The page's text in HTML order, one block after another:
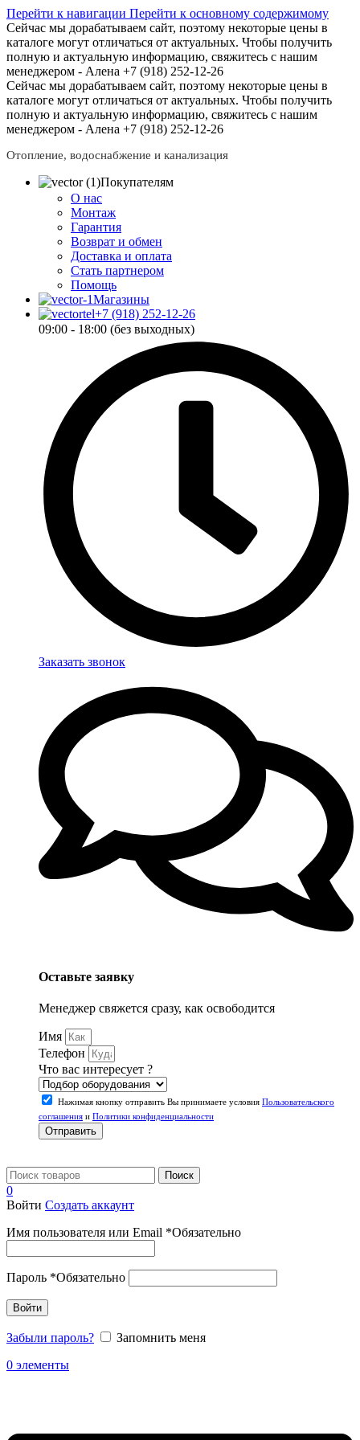
Перейти к навигации Перейти к основному содержимому
Сейчас мы дорабатываем сайт, поэтому некоторые цены в
каталоге могут отличаться от актуальных. Чтобы получить
полную и актуальную информацию, свяжитесь с нашим
менеджером - Алена +7 (918) 252-12-26
Сейчас мы дорабатываем сайт, поэтому некоторые цены в
каталоге могут отличаться от актуальных. Чтобы получить
полную и актуальную информацию, свяжитесь с нашим
менеджером - Алена +7 (918) 252-12-26
Отопление, водоснабжение и канализация
Покупателям
О нас
Монтаж
Гарантия
Возврат и обмен
Доставка и оплата
Стать партнером
Помощь
Магазины
+7 (918) 252-12-26
09:00 - 18:00 (без выходных)
Заказать звонок
Оставьте заявку
Менеджер свяжется сразу, как освободится
Имя
Телефон
Что вас интересует ?
Нажимая кнопку отправить Вы принимаете условия Пользовательского
соглашения и Политики конфиденциальности
Отправить
Поиск
0
Войти Создать аккаунт
Имя пользователя или Email *Обязательно
Пароль *Обязательно
Войти
Забыли пароль?
Запомнить меня
0 элементы